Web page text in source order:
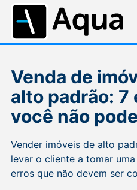
Venda de
alto padrão: 7
você não
Vender imóveis de alto
levar o cliente a tomar
erros que não devem ser